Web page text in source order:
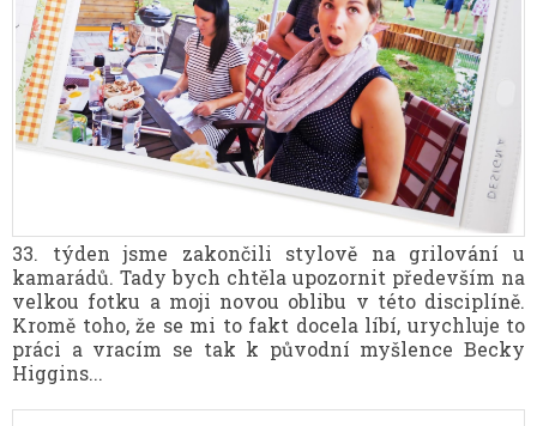
33. týden jsme zakončili stylově na grilování u
kamarádů. Tady bych chtěla upozornit především na
velkou fotku a moji novou oblibu v této disciplíně.
Kromě toho, že se mi to fakt docela líbí, urychluje to
práci a vracím se tak k původní myšlence Becky
Higgins...